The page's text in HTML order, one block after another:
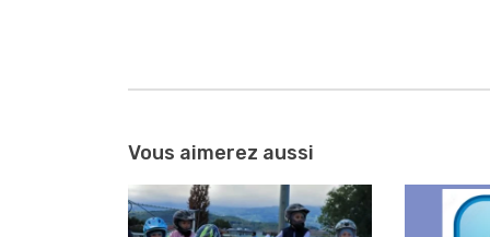
Navigation
entre
les
articles
Vous aimerez aussi